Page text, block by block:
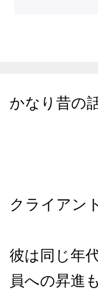
かなり昔の
クライアン
彼は同じ年
員への昇進